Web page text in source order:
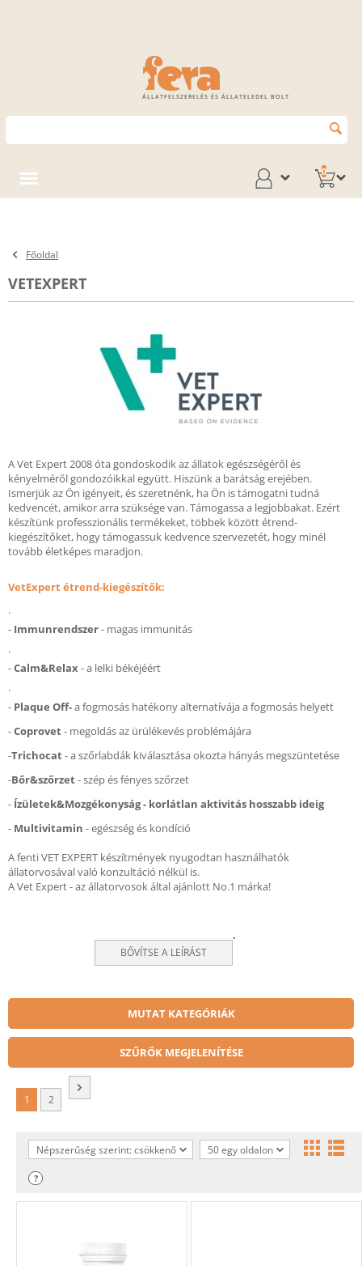
ÁLLATFELSZERELÉS ÉS ÁLLATELEDEL BOLT
0
Főoldal
VETEXPERT
A Vet Expert 2008 óta gondoskodik az állatok egészségéről és
kényelméről gondozóikkal együtt. Hiszünk a barátság erejében.
Ismerjük az Ön igényeit, és szeretnénk, ha Ön is támogatni tudná
kedvencét, amikor arra szüksége van. Támogassa a legjobbakat. Ezért
készítünk professzionális termékeket, többek között étrend-
kiegészítőket, hogy támogassuk kedvence szervezetét, hogy minél
tovább életképes maradjon.
VetExpert étrend-kiegészítők:
.
- Immunrendszer- magas immunitás
.
-Calm&Relax - a lelki békéjéért
.
- Plaque Off-a fogmosás hatékony alternatívája a fogmosás helyett
-Coprovet- megoldás az ürülékevés problémájára
-Trichocat- a szőrlabdák kiválasztása okozta hányás megszüntetése
-Bőr&szőrzet- szép és fényes szőrzet
- Ízületek&Mozgékonyság- korlátlan aktivitás hosszabb ideig
- Multivitamin - egészség és kondíció
A fenti VET EXPERT készítmények nyugodtan használhatók
állatorvosával való konzultáció nélkül is.
A Vet Expert - az állatorvosok által ajánlott No.1 márka!
BŐVÍTSE A LEÍRÁST
.
MUTAT KATEGÓRIÁK
SZŰRŐK MEGJELENÍTÉSE
1 2
Népszerűség szerint: csökkenő 50 egy oldalon
?